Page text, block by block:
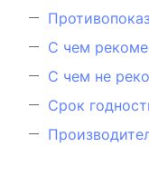
С чем
С чем не
Срок